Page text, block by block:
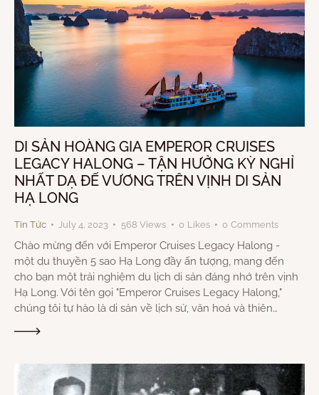
DI SẢN HOÀNG GIA EMPEROR CRUISES
LEGACY HALONG – TẬN HƯỞNG KỲ NGHỈ
NHẤT DẠ ĐẾ VƯƠNG TRÊN VỊNH DI SẢN
HẠ LONG
Tin Tức July 4, 2023 568 Views 0 Likes 0 Comments
Chào mừng đến với Emperor Cruises Legacy Halong -
một du thuyền 5 sao Hạ Long đầy ấn tượng, mang đến
cho bạn một trải nghiệm du lịch di sản đáng nhớ trên vịnh
Hạ Long. Với tên gọi "Emperor Cruises Legacy Halong,"
chúng tôi tự hào là di sản về lịch sử, văn hoá và thiên…